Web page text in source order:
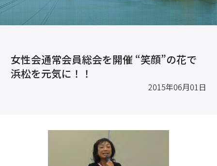
資金を調達したい
補助金を活用したい
情報収集したい、自社PRをしたい
求職・採用・人材育成をしたい、セミナーで学びたい
お問合せ
8:30～18:00（土日祝休）
女性会通常会員総会を開催 “笑顔”の花で
浜松を元気に！！
2015年06月01日